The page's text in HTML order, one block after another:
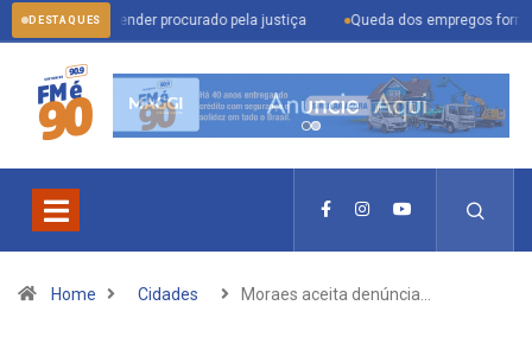
DESTAQUES
prender procurado pela justiça Queda dos empregos formais em Itu
Home Cidades Moraes aceita denúncia…